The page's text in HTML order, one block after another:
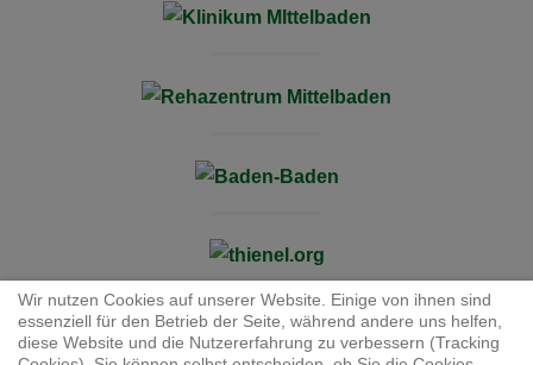
Wir nutzen Cookies auf unserer Website. Einige von ihnen sind
essenziell für den Betrieb der Seite, während andere uns helfen,
diese Website und die Nutzererfahrung zu verbessern (Tracking